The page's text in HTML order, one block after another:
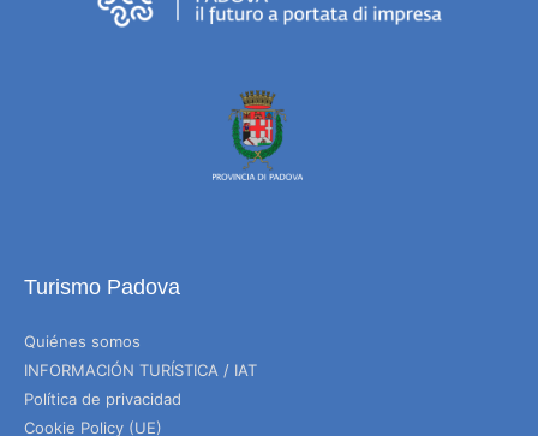
Turismo Padova
Quiénes somos
INFORMACIÓN TURÍSTICA / IAT
Política de privacidad
Cookie Policy (UE)